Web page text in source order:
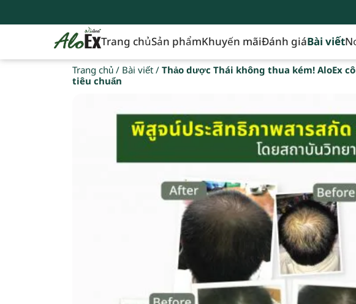
Trang chủSản phẩmKhuyến mãiĐánh giáBài viết
Trang chủ/ Bài viết/Thảo dược Thái không thua kém! AloEx
tiêu chuẩn